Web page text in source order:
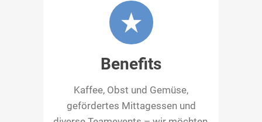
Benefits
Kaffee, Obst und Gemüse,
gefördertes Mittagessen und